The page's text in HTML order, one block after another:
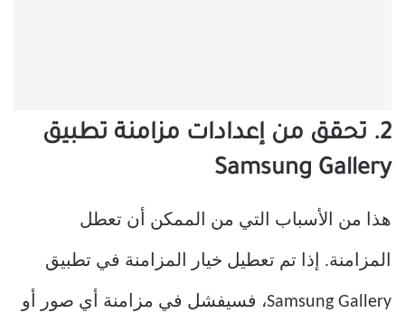
2. تحقق من إعدادات مزامنة تطبيق
Samsung Gallery
هذا من الأسباب التي من الممكن أن تعطل
المزامنة. إذا تم تعطيل خيار المزامنة في تطبيق
Samsung Gallery، فسيفشل في مزامنة أي صور أو